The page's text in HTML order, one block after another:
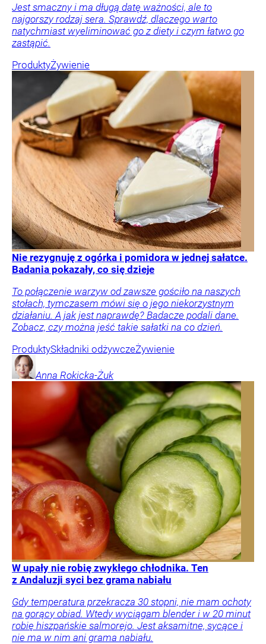
Jest smaczny i ma długą datę ważności, ale to
najgorszy rodzaj sera. Sprawdź, dlaczego warto
natychmiast wyeliminować go z diety i czym łatwo go
zastąpić.
ProduktyŻywienie
Nie rezygnuję z ogórka i pomidora w jednej sałatce.
Badania pokazały, co się dzieje
To połączenie warzyw od zawsze gościło na naszych
stołach, tymczasem mówi się o jego niekorzystnym
działaniu. A jak jest naprawdę? Badacze podali dane.
Zobacz, czy można jeść takie sałatki na co dzień.
ProduktySkładniki odżywczeŻywienie
Anna Rokicka-Żuk
W upały nie robię zwykłego chłodnika. Ten
z Andaluzji syci bez grama nabiału
Gdy temperatura przekracza 30 stopni, nie mam ochoty
na gorący obiad. Wtedy wyciągam blender i w 20 minut
robię hiszpańskie salmorejo. Jest aksamitne, sycące i
nie ma w nim ani grama nabiału.